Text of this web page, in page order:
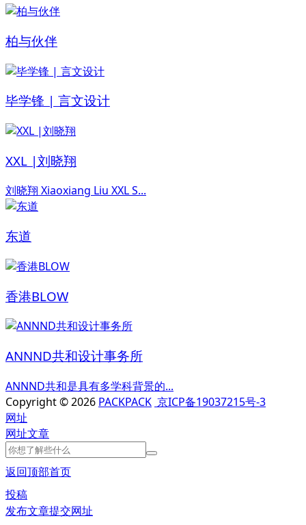
柏与伙伴
毕学锋 | 言文设计
XXL |刘晓翔
刘晓翔 Xiaoxiang Liu XXL S...
东道
香港BLOW
ANNND共和设计事务所
ANNND共和是具有多学科背景的...
Copyright © 2026 PACKPACK 京ICP备19037215号-3
网址
网址文章
返回顶部首页
投稿
发布文章提交网址